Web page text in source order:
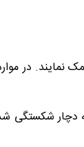
کمک نمایند.
دچار